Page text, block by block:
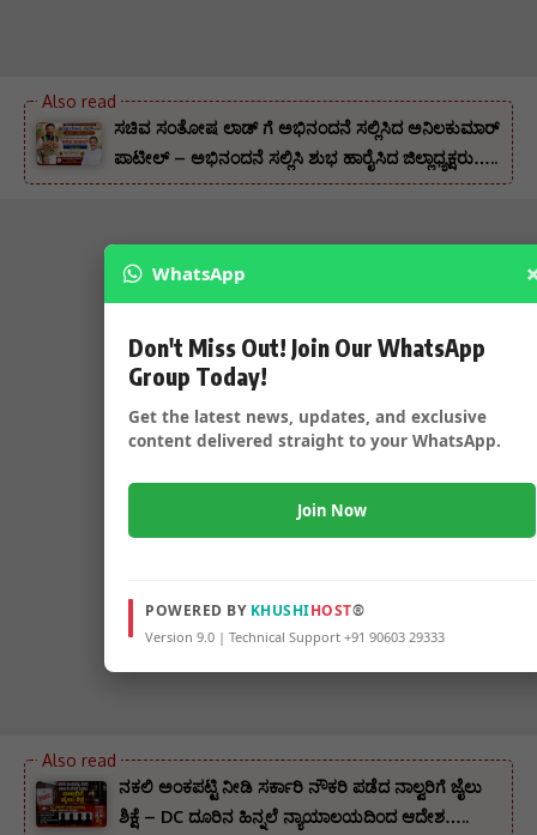
ಸಚಿವ ಸಂತೋಷ ಲಾಡ್ ಗೆ ಅಭಿನಂದನೆ ಸಲ್ಲಿಸಿದ ಅನಿಲಕುಮಾರ್
ಪಾಟೀಲ್ – ಅಭಿನಂದನೆ ಸಲ್ಲಿಸಿ ಶುಭ ಹಾರೈಸಿದ ಜಿಲ್ಲಾಧ್ಯಕ್ಷರು…..
ನಕಲಿ ಅಂಕಪಟ್ಟಿ ನೀಡಿ ಸರ್ಕಾರಿ ನೌಕರಿ ಪಡೆದ ನಾಲ್ವರಿಗೆ ಜೈಲು
ಶಿಕ್ಷೆ – DC ದೂರಿನ ಹಿನ್ನಲೆ ನ್ಯಾಯಾಲಯದಿಂದ ಆದೇಶ…..
WhatsApp
Don't Miss Out! Join Our WhatsApp
Group Today!
Get the latest news, updates, and exclusive
content delivered straight to your WhatsApp.
Join Now
POWERED BY KHUSHIHOST®
Version 9.0 | Technical Support +91 90603 29333